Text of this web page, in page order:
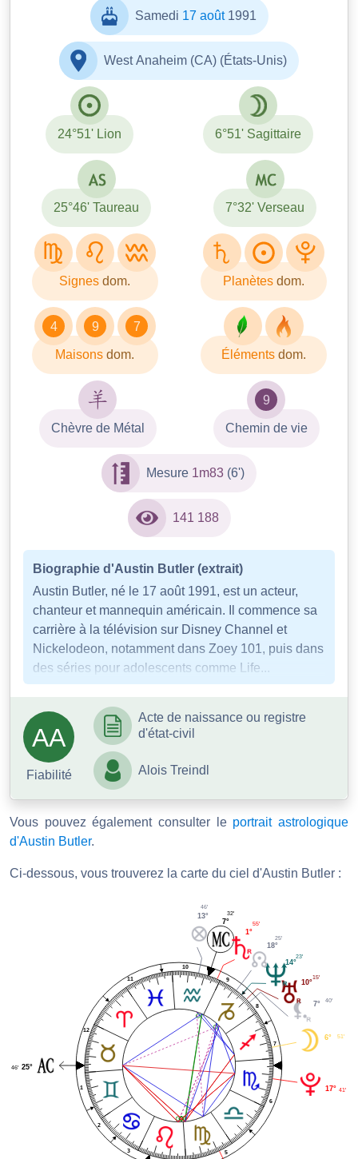
Samedi 17 août1991
West Anaheim (CA) (États-Unis)
24°51' Lion 6°51' Sagittaire
25°46' Taureau 7°32' Verseau
Signes dom. Planètes dom.
4 9 7
Maisons dom. Éléments dom.
Chèvre de Métal
9
Chemin de vie
Mesure 1m83 (6')
141 188
Biographie d'Austin Butler (extrait)
Austin Butler, né le 17 août 1991, est un acteur,
chanteur et mannequin américain. Il commence sa
carrière à la télévision sur Disney Channel et
Nickelodeon, notamment dans Zoey 101, puis dans
des séries pour adolescents comme Life...
AA
Fiabilité
Acte de naissance ou registre
d'état-civil
Alois Treindl
Vous pouvez également consulter le portrait astrologique
d'Austin Butler.
Ci-dessous, vous trouverez la carte du ciel d'Austin Butler :
1
2
3 5
6
7
8
9
10
11
12
6° 51'
7° 40'
10°
15'
14°
23'
18°
25'
1°
55'
7°
32'
13°
46'
25°
46'
17° 41'